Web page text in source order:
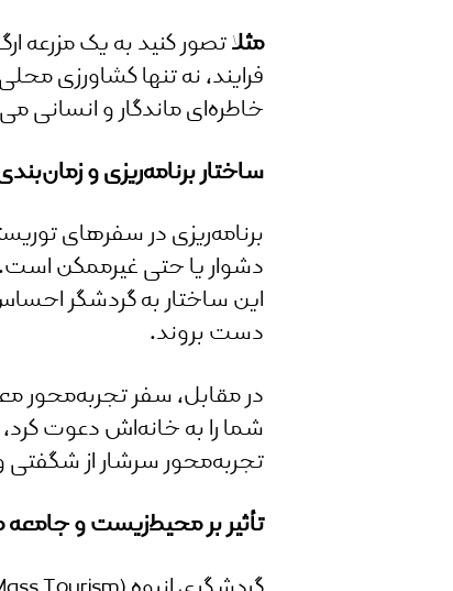
مثلاتصور کنید به یک مزرعه
فرایند، نه تنها کشاورزی
خاطره‌ای ماندگار و
ساختار برنامه‌ریزی و
برنامه‌ریزی در سفرهای
دشوار یا حتی غیرممکن است.
این ساختار به گردشگر
دست بروند.
در مقابل، سفر تجربه‌محور
شما را به خانه‌اش دعوت
تجربه‌محور سرشار از
تأثیر بر محیط‌زیست و